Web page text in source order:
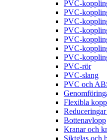
PVC-
PVC-
PVC-
PVC-
PVC-
PVC-
PVC-
PVC-rör
PVC-slang
PVC och
Flexibla
Bottenavlopp
Kranar och
Siktglas och